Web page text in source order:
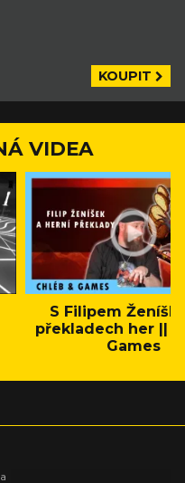
KOUPIT
VIDEA
S Filipem
překladech her ||
Games